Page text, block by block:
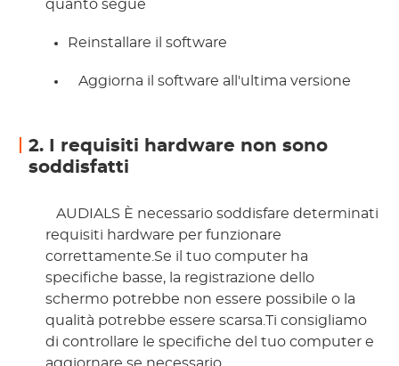
quanto segue
Reinstallare il software
Aggiorna il software all'ultima versione
2. I requisiti hardware non sono
soddisfatti
AUDIALS È necessario soddisfare determinati
requisiti hardware per funzionare
correttamente.Se il tuo computer ha
specifiche basse, la registrazione dello
schermo potrebbe non essere possibile o la
qualità potrebbe essere scarsa.Ti consigliamo
di controllare le specifiche del tuo computer e